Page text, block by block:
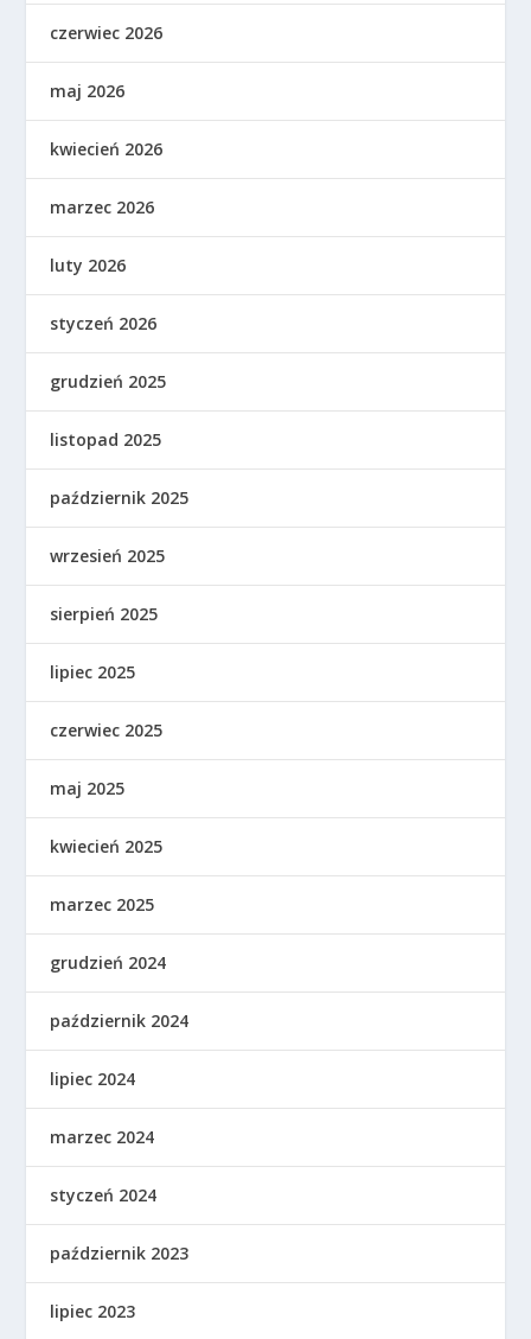
czerwiec 2026
maj 2026
kwiecień 2026
marzec 2026
luty 2026
styczeń 2026
grudzień 2025
listopad 2025
październik 2025
wrzesień 2025
sierpień 2025
lipiec 2025
czerwiec 2025
maj 2025
kwiecień 2025
marzec 2025
grudzień 2024
październik 2024
lipiec 2024
marzec 2024
styczeń 2024
październik 2023
lipiec 2023